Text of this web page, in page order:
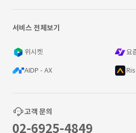
서비스 전체보기
위시켓 요
AIDP - AX
고객 문의
02-6925-4849